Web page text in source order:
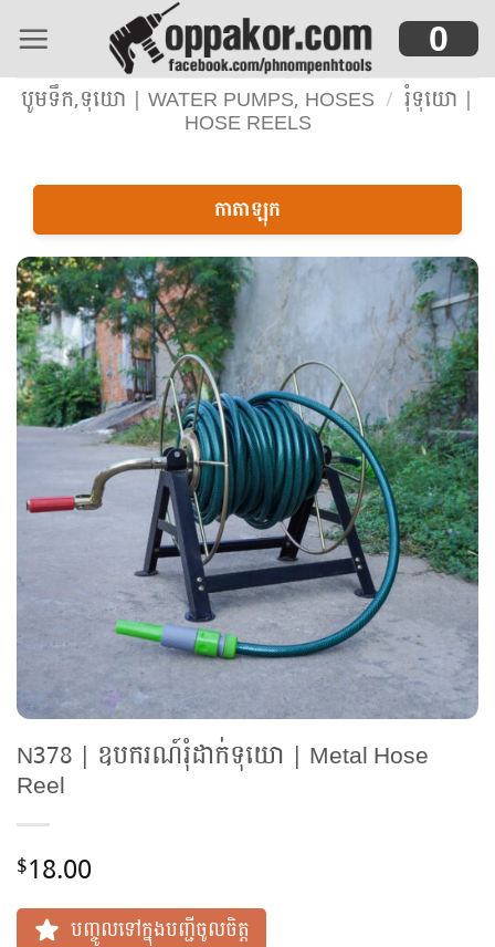
0
បូមទឹក,ទុយោ | WATER PUMPS, HOSES / រុំទុយោ |
HOSE REELS
កាតាឡុក
N378 | ឧបករណ៍រុំដាក់ទុយោ | Metal Hose
Reel
$18.00
បញ្ចូលទៅក្នុងបញ្ជីចូលចិត្ត